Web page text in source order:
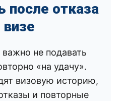
после отказа
визе
не подавать
«на удачу».
визовую историю,
и повторные